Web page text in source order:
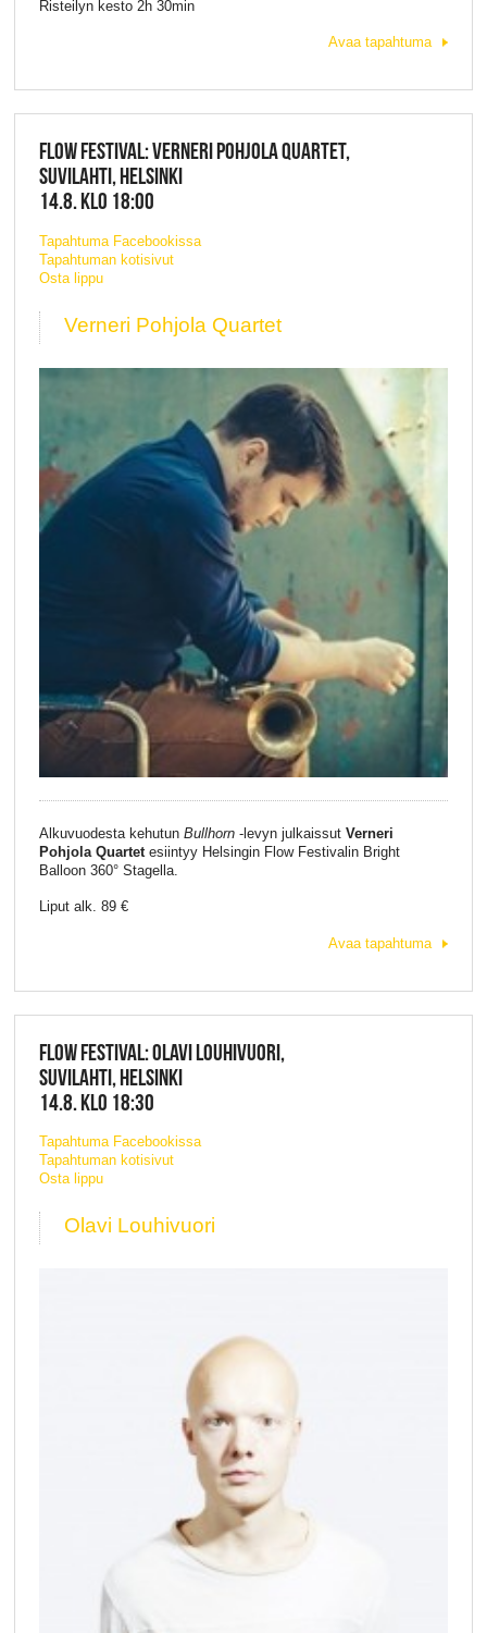
Risteilyn kesto 2h 30min
Avaa tapahtuma
FLOW FESTIVAL: VERNERI POHJOLA QUARTET,
SUVILAHTI, HELSINKI
14.8. KLO 18:00
Tapahtuma Facebookissa
Tapahtuman kotisivut
Osta lippu
Verneri Pohjola Quartet
Alkuvuodesta kehutun Bullhorn-levyn julkaissut Verneri
Pohjola Quartetesiintyy Helsingin Flow Festivalin Bright
Balloon 360° Stagella.
Liput alk. 89 €
Avaa tapahtuma
FLOW FESTIVAL: OLAVI LOUHIVUORI,
SUVILAHTI, HELSINKI
14.8. KLO 18:30
Tapahtuma Facebookissa
Tapahtuman kotisivut
Osta lippu
Olavi Louhivuori